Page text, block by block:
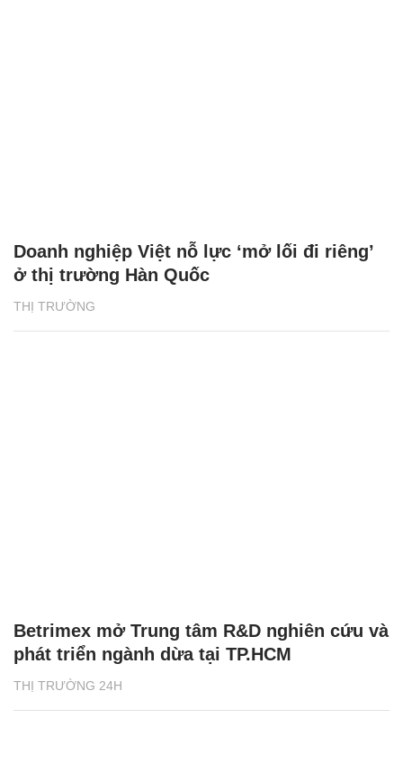
THỊ TRƯỜNG
Doanh nghiệp Việt nỗ lực ‘mở lối đi riêng’
ở thị trường Hàn Quốc
THỊ TRƯỜNG 24H
Betrimex mở Trung tâm R&D nghiên cứu và
phát triển ngành dừa tại TP.HCM